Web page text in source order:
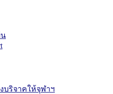
บริจาคให้จุฬาฯ